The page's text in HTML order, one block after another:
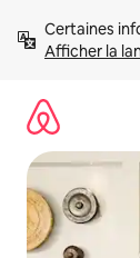
directement
Afficher la